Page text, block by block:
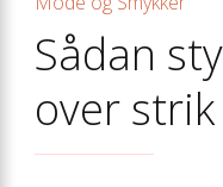
Sådan
over